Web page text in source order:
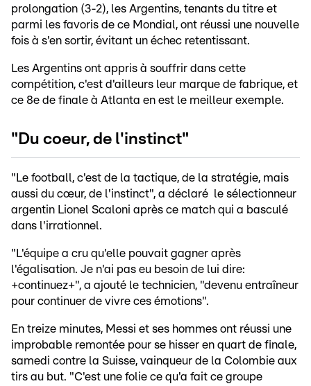
prolongation (3-2), les Argentins, tenants du titre et
parmi les favoris de ce Mondial, ont réussi une nouvelle
fois à s'en sortir, évitant un échec retentissant.
Les Argentins ont appris à souffrir dans cette
compétition, c'est d'ailleurs leur marque de fabrique, et
ce 8e de finale à Atlanta en est le meilleur exemple.
"Du coeur, de l'instinct"
"Le football, c'est de la tactique, de la stratégie, mais
aussi du cœur, de l'instinct", a déclaré le sélectionneur
argentin Lionel Scaloni après ce match qui a basculé
dans l'irrationnel.
"L'équipe a cru qu'elle pouvait gagner après
l'égalisation. Je n'ai pas eu besoin de lui dire:
+continuez+", a ajouté le technicien, "devenu entraîneur
pour continuer de vivre ces émotions".
En treize minutes, Messi et ses hommes ont réussi une
improbable remontée pour se hisser en quart de finale,
samedi contre la Suisse, vainqueur de la Colombie aux
tirs au but. "C'est une folie ce qu'a fait ce groupe